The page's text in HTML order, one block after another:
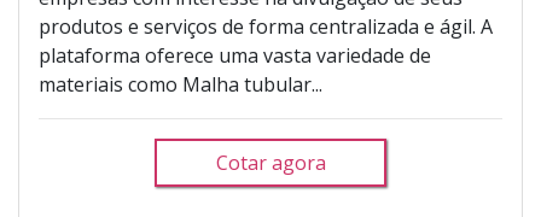
produtos e serviços de forma centralizada e ágil. A
plataforma oferece uma vasta variedade de
materiais como Malha tubular...
Cotar agora